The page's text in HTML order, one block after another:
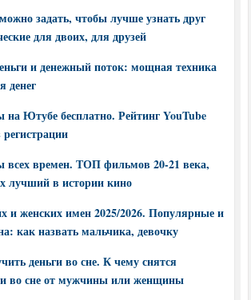
задать, чтобы лучше узнать друг
для двоих, для друзей
и денежный поток: мощная техника
денег
Ютубе бесплатно. Рейтинг YouTube
времен. ТОП фильмов 20-21 века,
лучший в истории кино
и женских имен 2025/2026. Популярные и
как назвать мальчика, девочку
деньги во сне. К чему снятся
во сне от мужчины или женщины